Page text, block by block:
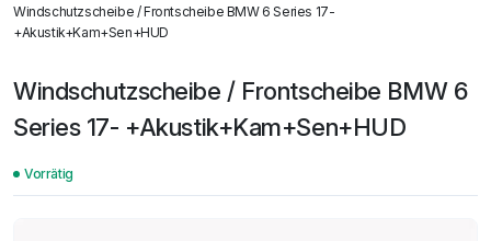
Windschutzscheibe / Frontscheibe BMW 6 Series 17-
+Akustik+Kam+Sen+HUD
Windschutzscheibe / Frontscheibe BMW 6
Series 17- +Akustik+Kam+Sen+HUD
Vorrätig